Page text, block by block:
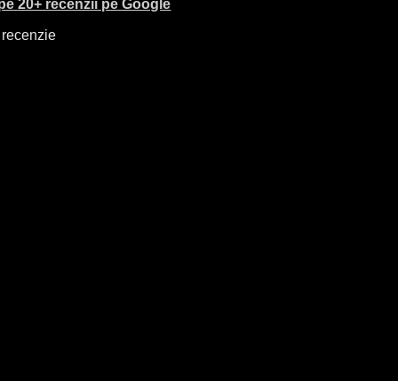
20+ recenzii pe Google